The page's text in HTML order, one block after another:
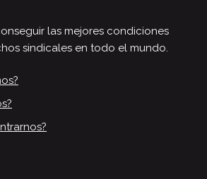
las mejores condiciones
sindicales en todo el mundo.